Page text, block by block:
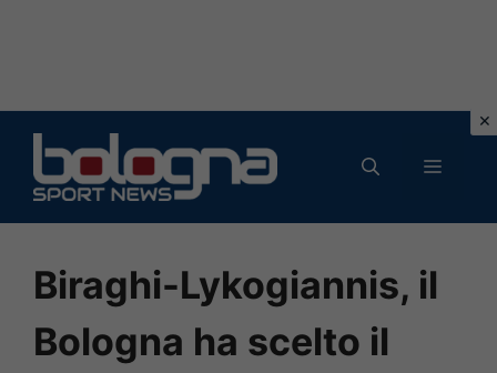
contenuto
MENU
Biraghi-Lykogiannis, il
Bologna ha scelto il